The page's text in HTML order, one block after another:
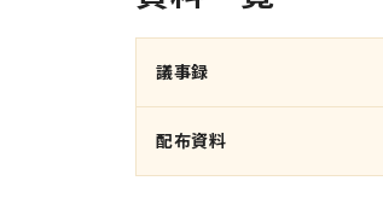
議事録
配布資料